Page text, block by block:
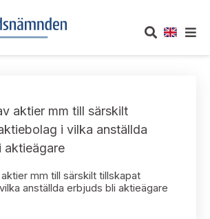
och konsultation
för reglerade marknader och vissa
aktier mm till särskilt
i vilka anställda
aktieägare
mm till särskilt tillskapat
anställda erbjuds bli aktieägare